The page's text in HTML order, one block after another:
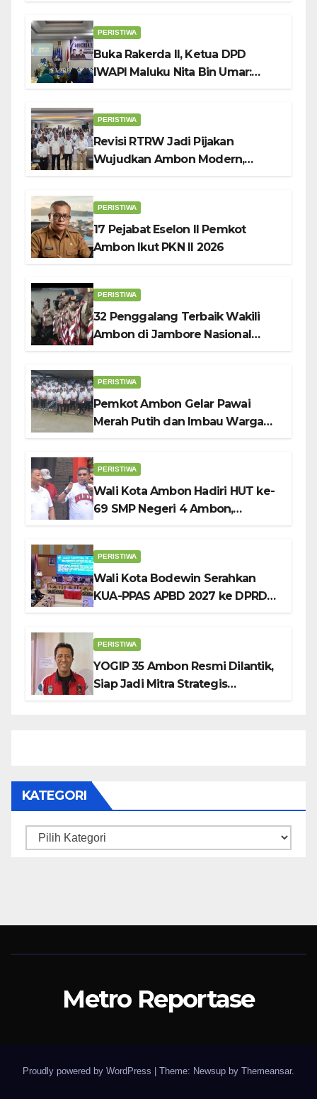
PERISTIWA
Buka Rakerda II, Ketua DPD
IWAPI Maluku Nita Bin Umar:
PERISTIWA
Revisi RTRW Jadi Pijakan
Wujudkan Ambon Modern,
PERISTIWA
17 Pejabat Eselon II Pemkot
Ambon Ikut PKN II 2026
PERISTIWA
32 Penggalang Terbaik Wakili
Ambon di Jambore Nasional
PERISTIWA
Pemkot Ambon Gelar Pawai
Merah Putih dan Imbau Warga
PERISTIWA
Wali Kota Ambon Hadiri HUT ke-
69 SMP Negeri 4 Ambon,
PERISTIWA
Wali Kota Bodewin Serahkan
KUA-PPAS APBD 2027 ke DPRD
PERISTIWA
YOGIP 35 Ambon Resmi Dilantik,
Siap Jadi Mitra Strategis
KATEGORI
Kategori
Metro Reportase
Proudly powered by WordPress Theme: Newsup by Themeansar.